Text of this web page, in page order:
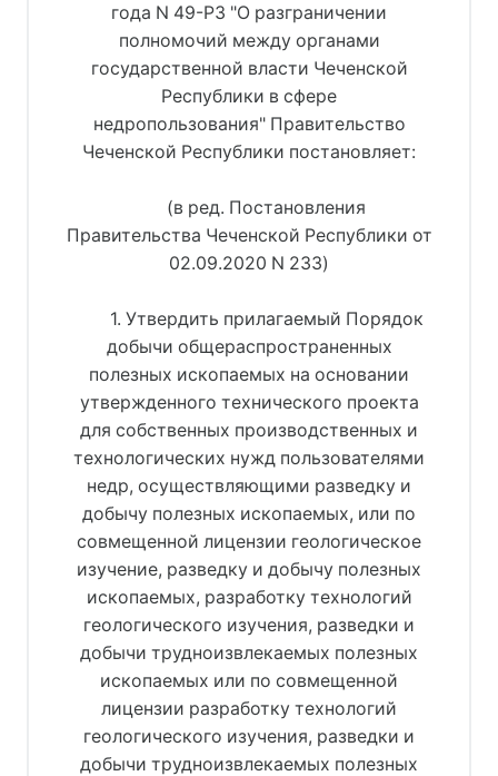
года N 49-РЗ "О разграничении
полномочий между органами
государственной власти Чеченской
Республики в сфере
недропользования" Правительство
Чеченской Республики постановляет:
(в ред. Постановления
Правительства Чеченской Республики от
02.09.2020 N 233)
1. Утвердить прилагаемый Порядок
добычи общераспространенных
полезных ископаемых на основании
утвержденного технического проекта
для собственных производственных и
технологических нужд пользователями
недр, осуществляющими разведку и
добычу полезных ископаемых, или по
совмещенной лицензии геологическое
изучение, разведку и добычу полезных
ископаемых, разработку технологий
геологического изучения, разведки и
добычи трудноизвлекаемых полезных
ископаемых или по совмещенной
лицензии разработку технологий
геологического изучения, разведки и
добычи трудноизвлекаемых полезных